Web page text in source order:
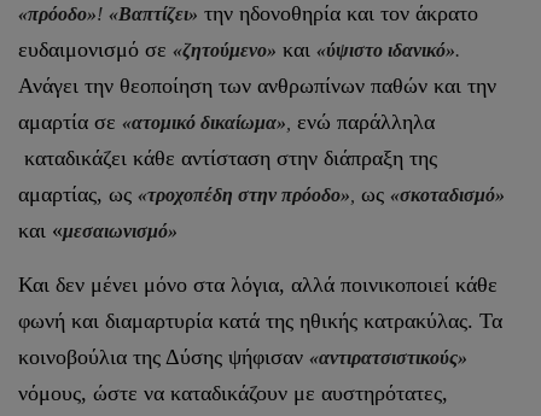
«πρόοδο»! «Βαπτίζει» την ηδονοθηρία και τον άκρατο
ευδαιμονισμό σε «ζητούμενο» και «ύψιστο ιδανικό».
Ανάγει την θεοποίηση των ανθρωπίνων παθών και την
αμαρτία σε «ατομικό δικαίωμα» ενώ παράλληλα
καταδικάζει κάθε αντίσταση στην διάπραξη της
αμαρτίας, ως «τροχοπέδη στην πρόοδο» ως «σκοταδισμό»
και «μεσαιωνισμό»
Και δεν μένει μόνο στα λόγια, αλλά ποινικοποιεί κάθε
φωνή και διαμαρτυρία κατά της ηθικής κατρακύλας. Τα
κοινοβούλια της Δύσης ψήφισαν «αντιρατσιστικούς»
νόμους, ώστε να καταδικάζουν με αυστηρότατες,